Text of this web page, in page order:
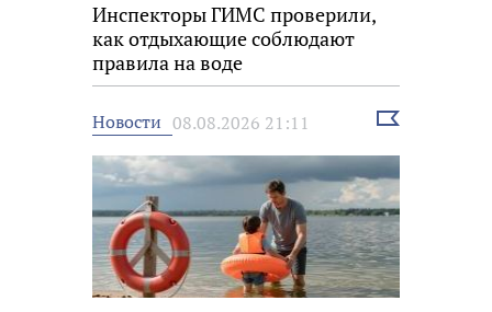
Инспекторы ГИМС проверили,
как отдыхающие соблюдают
правила на воде
Новости 08.08.2026 21:11
Выбрать